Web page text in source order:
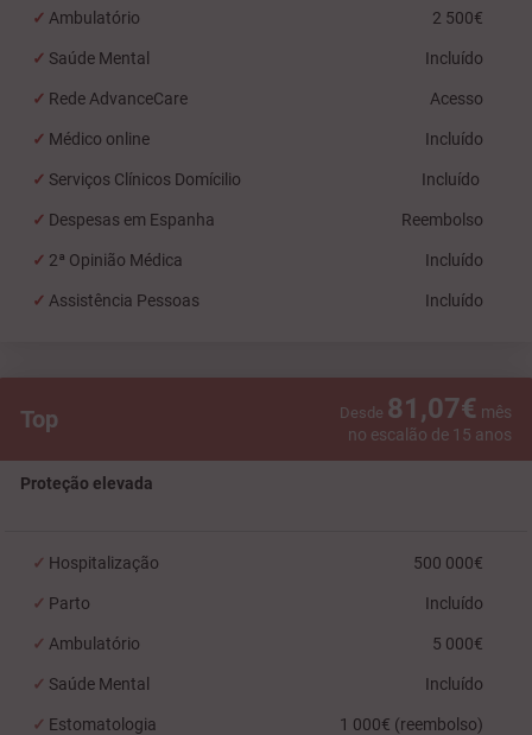
Ambulatório 2 500€
Saúde Mental Incluído
Rede AdvanceCare Acesso
Médico online Incluído
Serviços Clínicos Domícilio Incluído
Despesas em Espanha Reembolso
2ª Opinião Médica Incluído
Assistência Pessoas Incluído
Top Desde 81,07€ mês
no escalão de 15 anos
Proteção elevada
Hospitalização 500 000€
Parto Incluído
Ambulatório 5 000€
Saúde Mental Incluído
Estomatologia 1 000€ (reembolso)